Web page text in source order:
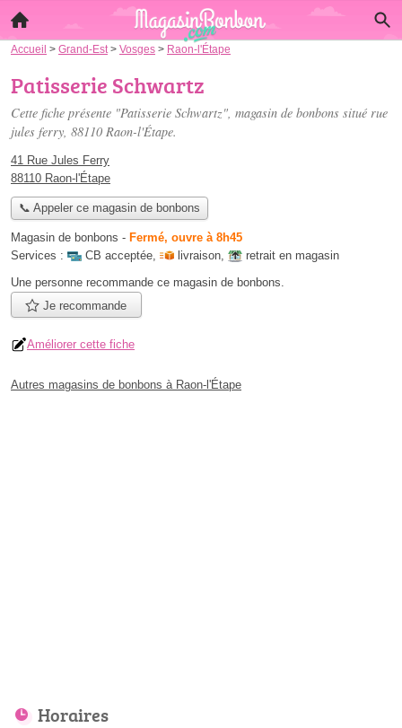
Accueil > Grand-Est > Vosges > Raon-l'Étape
Patisserie Schwartz
Cette fiche présente "Patisserie Schwartz", magasin de bonbons situé rue
jules ferry, 88110 Raon-l'Étape.
41 Rue Jules Ferry
88110 Raon-l'Étape
📞 Appeler ce magasin de bonbons
Magasin de bonbons - Fermé, ouvre à 8h45
Services :
CB acceptée, livraison,
retrait en magasin
Une personne recommande ce magasin de bonbons.
Je recommande
Améliorer cette fiche
Autres magasins de bonbons à Raon-l'Étape
Horaires